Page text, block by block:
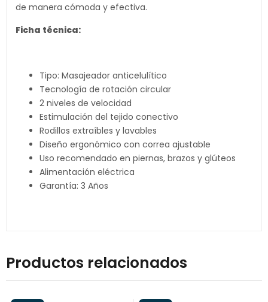
de manera cómoda y efectiva.
Ficha técnica:
Tipo: Masajeador anticelulítico
Tecnología de rotación circular
2 niveles de velocidad
Estimulación del tejido conectivo
Rodillos extraíbles y lavables
Diseño ergonómico con correa ajustable
Uso recomendado en piernas, brazos y glúteos
Alimentación eléctrica
Garantía: 3 Años
Productos relacionados